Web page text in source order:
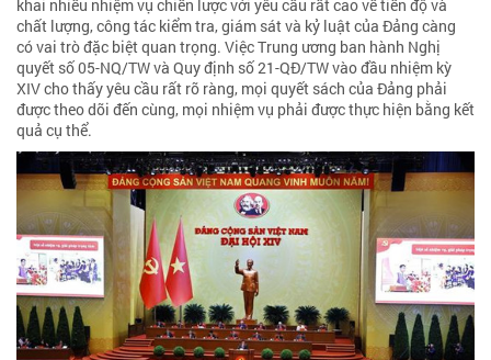
khai nhiều nhiệm vụ chiến lược với yêu cầu rất cao về tiến độ và
chất lượng, công tác kiểm tra, giám sát và kỷ luật của Đảng càng
có vai trò đặc biệt quan trọng. Việc Trung ương ban hành Nghị
quyết số 05-NQ/TW và Quy định số 21-QĐ/TW vào đầu nhiệm kỳ
XIV cho thấy yêu cầu rất rõ ràng, mọi quyết sách của Đảng phải
được theo dõi đến cùng, mọi nhiệm vụ phải được thực hiện bằng kết
quả cụ thể.